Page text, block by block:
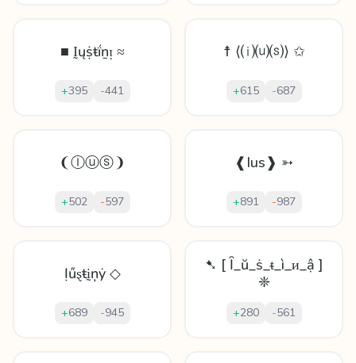
■ Ḭųṩŧḯṉᴉ ≈
+395 -441
☨ ⟨⒤⒰⒮⟩ ✩
+615 -687
❨Ⓘⓤⓢ❩
+502 -597
❰Ius❱ ➳
+891 -987
Ịűȿŧḭņẏ ◇
+689 -945
➷ [ Ȋ_ŭ_ṡ_ᵵ_ì_ᴎ_ậ ]
❈
+280 -561